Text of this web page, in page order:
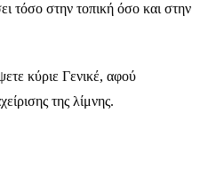
τόσο στην τοπική όσο και στην
κύριε Γενικέ, αφού
της λίμνης.